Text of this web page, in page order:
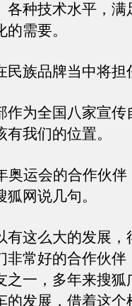
各种技术水平，满
需要。
民族品牌当中将担
作为全国八家宣
我们的位置。
奥运会的合作伙
网说几句。
有这么大的发展
非常好的合作伙伴
之一，多年来搜狐
的发展，借着这个